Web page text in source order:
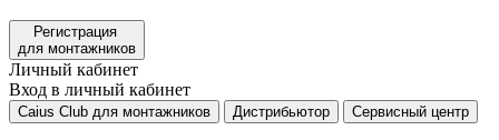
Регистрация
для монтажников
Личный кабинет
Вход в личный кабинет
Caius Club для монтажников Дистрибьютор Сервисный центр